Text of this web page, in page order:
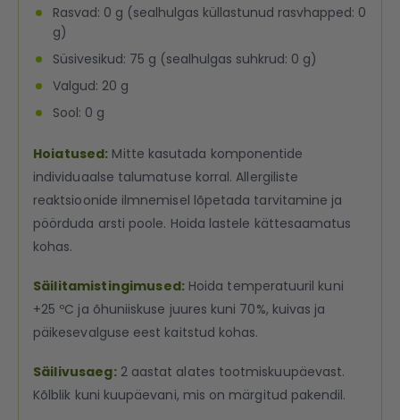
Rasvad: 0 g (sealhulgas küllastunud rasvhapped: 0
g)
Süsivesikud: 75 g (sealhulgas suhkrud: 0 g)
Valgud: 20 g
Sool: 0 g
Hoiatused: Mitte kasutada komponentide
individuaalse talumatuse korral. Allergiliste
reaktsioonide ilmnemisel lõpetada tarvitamine ja
pöörduda arsti poole. Hoida lastele kättesaamatus
kohas.
Säilitamistingimused:Hoida temperatuuril kuni
+25 ºC ja õhuniiskuse juures kuni 70%, kuivas ja
päikesevalguse eest kaitstud kohas.
Säilivusaeg:2 aastat alates tootmiskuupäevast.
Kõlblik kuni kuupäevani, mis on märgitud pakendil.